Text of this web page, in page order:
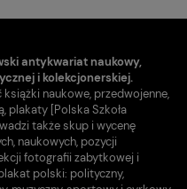
antykwariat naukowy,
i kolekcjonerskiej.
naukowe, przedwojenne,
plakaty [Polska Szkoła
także skup i wycenę
naukowych, pozycji
fotografii zabytkowej i
polski: polityczny,